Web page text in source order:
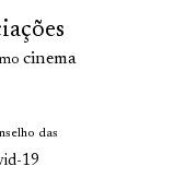
cinema
das
19